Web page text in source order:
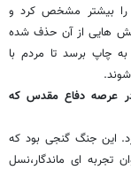
را بیشتر مشخص کرد و
هایی از آن حذف شده
چاپ برسد تا مردم با
در عرصه دفاع مقدس که
این جنگ گنجی بود که
تجربه ای ماندگار،نسل